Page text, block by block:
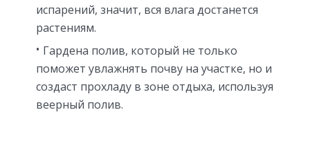
испарений, значит, вся влага достанется
растениям.
Гардена полив, который не только
поможет увлажнять почву на участке, но и
создаст прохладу в зоне отдыха, используя
веерный полив.